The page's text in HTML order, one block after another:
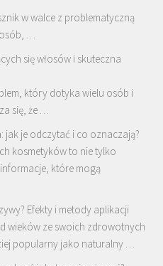
w walce z problematyczną
osób, …
się włosów i skuteczna
który dotyka wielu osób i
się, że …
jak je odczytać i co oznaczają?
kosmetyków to nie tylko
które mogą
Efekty i metody aplikacji
wieków ze swoich zdrowotnych
popularny jako naturalny …